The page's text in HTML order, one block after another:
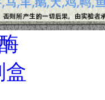
盒